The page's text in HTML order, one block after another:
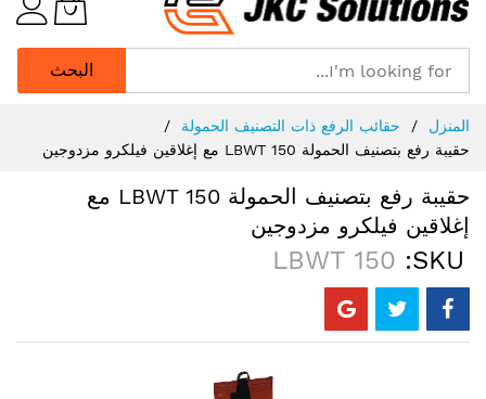
البحث
Skip
Content
المنزل
حقائب الرفع ذات التصنيف الحمولة
حقيبة رفع بتصنيف الحمولة LBWT 150 مع إغلاقين فيلكرو مزدوجين
حقيبة رفع بتصنيف الحمولة LBWT 150 مع
إغلاقين فيلكرو مزدوجين
SKU
LBWT 150